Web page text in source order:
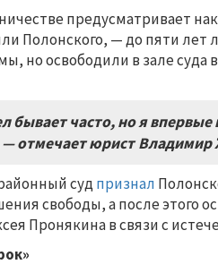
предусматривает
Полонского, — до пяти
но освободили в зале суда
бывает часто, но я
— отмечает юрист
судпризнал
свободы, а после этого
Пронякина в связи с